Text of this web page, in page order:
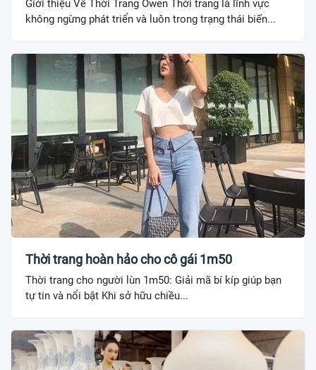
Giới thiệu Về Thời Trang Owen Thời trang là lĩnh vực
không ngừng phát triển và luôn trong trạng thái biến...
Thời trang hoàn hảo cho cô gái 1m50
Thời trang cho người lùn 1m50: Giải mã bí kíp giúp bạn
tự tin và nổi bật Khi sở hữu chiều...